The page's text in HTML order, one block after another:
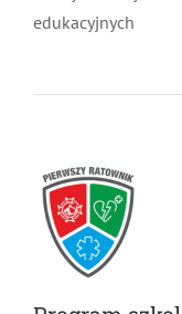
edukacyjnych